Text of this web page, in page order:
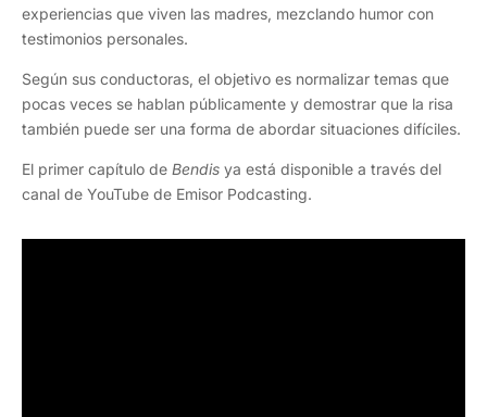
experiencias que viven las madres, mezclando humor con
testimonios personales.
Según sus conductoras, el objetivo es normalizar temas que
pocas veces se hablan públicamente y demostrar que la risa
también puede ser una forma de abordar situaciones difíciles.
El primer capítulo de Bendis ya está disponible a través del
canal de YouTube de Emisor Podcasting.